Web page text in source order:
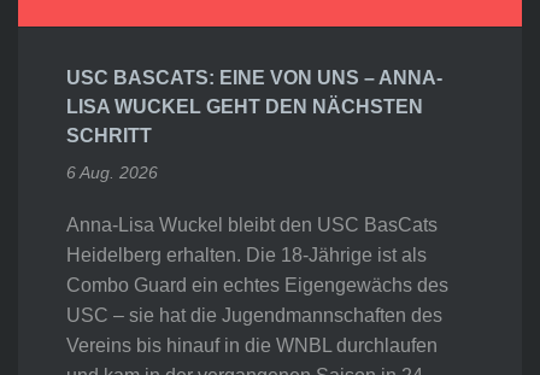
USC BASCATS: EINE VON UNS – ANNA-
LISA WUCKEL GEHT DEN NÄCHSTEN
SCHRITT
6 Aug. 2026
Anna-Lisa Wuckel bleibt den USC BasCats
Heidelberg erhalten. Die 18-Jährige ist als
Combo Guard ein echtes Eigengewächs des
USC – sie hat die Jugendmannschaften des
Vereins bis hinauf in die WNBL durchlaufen